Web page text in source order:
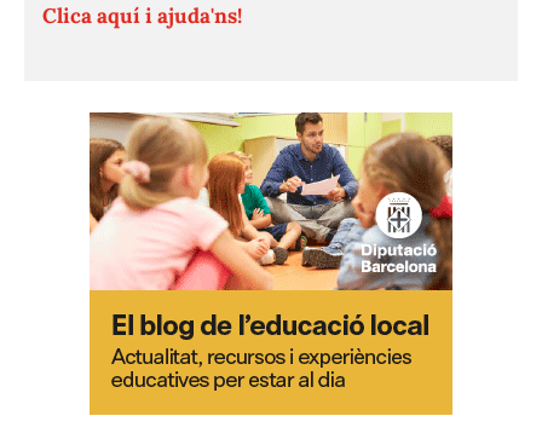
Clica aquí i ajuda'ns!